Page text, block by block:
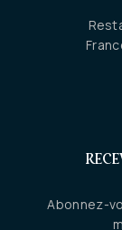
Abonnez-